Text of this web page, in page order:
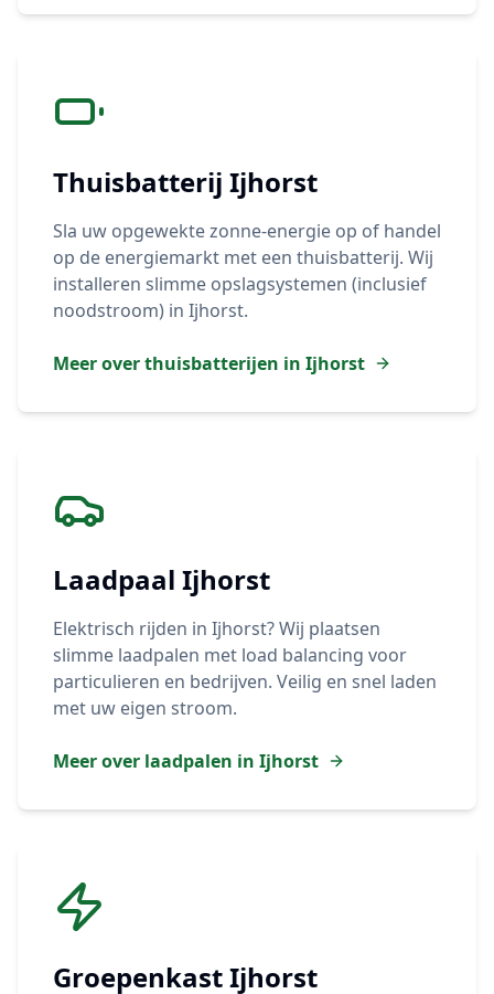
Thuisbatterij Ijhorst
Sla uw opgewekte zonne-energie op of handel
op de energiemarkt met een thuisbatterij. Wij
installeren slimme opslagsystemen (inclusief
noodstroom) in Ijhorst.
Meer over thuisbatterijen in Ijhorst
Laadpaal Ijhorst
Elektrisch rijden in Ijhorst? Wij plaatsen
slimme laadpalen met load balancing voor
particulieren en bedrijven. Veilig en snel laden
met uw eigen stroom.
Meer over laadpalen in Ijhorst
GroepenkastIjhorst